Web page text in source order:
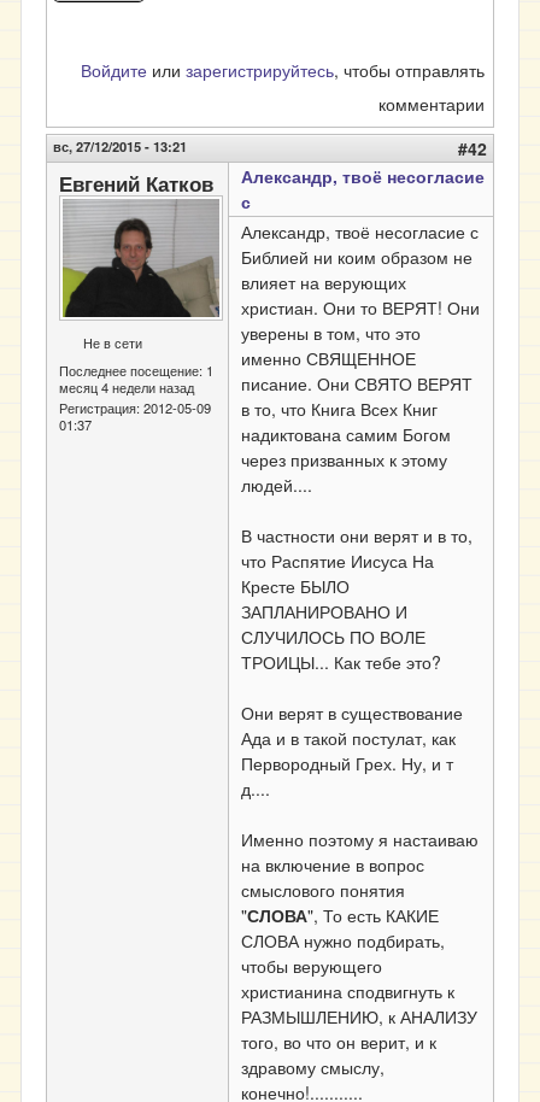
Войдите или зарегистрируйтесь, чтобы отправлять
комментарии
вс, 27/12/2015 - 13:21 #42
Евгений Катков
Не в сети
Последнее посещение: 1
месяц 4 недели назад
Регистрация:2012-05-09
01:37
Александр, твоё несогласие
с
Александр, твоё несогласие с
Библией ни коим образом не
влияет на верующих
христиан. Они то ВЕРЯТ! Они
уверены в том, что это
именно СВЯЩЕННОЕ
писание. Они СВЯТО ВЕРЯТ
в то, что Книга Всех Книг
надиктована самим Богом
через призванных к этому
людей....
В частности они верят и в то,
что Распятие Иисуса На
Кресте БЫЛО
ЗАПЛАНИРОВАНО И
СЛУЧИЛОСЬ ПО ВОЛЕ
ТРОИЦЫ... Как тебе это?
Они верят в существование
Ада и в такой постулат, как
Первородный Грех. Ну, и т
д....
Именно поэтому я настаиваю
на включение в вопрос
смыслового понятия
"СЛОВА", То есть КАКИЕ
СЛОВА нужно подбирать,
чтобы верующего
христианина сподвигнуть к
РАЗМЫШЛЕНИЮ, к АНАЛИЗУ
того, во что он верит, и к
здравому смыслу,
конечно!...........